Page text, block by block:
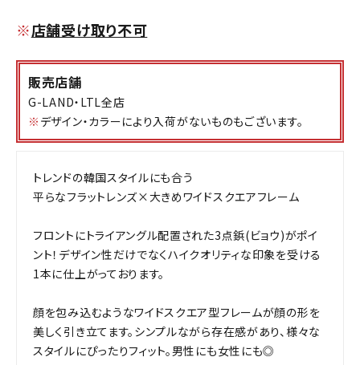
※店舗受け取り不可
販売店舗
G-LAND・LTL全店
※ デザイン・カラーにより入荷がないものもございます。
トレンドの韓国スタイルにも合う
平らなフラットレンズ×大きめワイドスクエアフレーム
フロントにトライアングル配置された3点鋲(ビョウ)がポイ
ント！デザイン性だけでなくハイクオリティな印象を受ける
1本に仕上がっております。
顔を包み込むようなワイドスクエア型フレームが顔の形を
美しく引き立てます。シンプルながら存在感があり、様々な
スタイルにぴったりフィット。男性にも女性にも◎